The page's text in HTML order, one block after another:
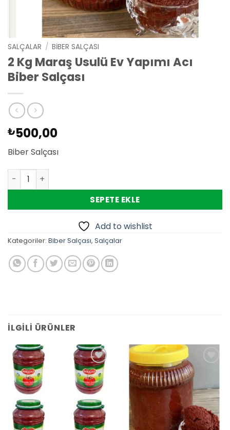
SALÇALAR / BIBER SALÇASI
2 Kg Maraş Usulü Ev Yapımı Acı
Biber Salçası
₺500,00
Biber Salçası
2 Kg Maraş Usulü Ev Yapımı Acı Biber Salçası adet
SEPETE EKLE
Add to wishlist
Kategoriler: Biber Salçası, Salçalar
İLGILI ÜRÜNLER
Add to
wishlist